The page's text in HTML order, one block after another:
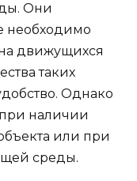
Они
необходимо
движущихся
таких
Однако
наличии
или при
среды.